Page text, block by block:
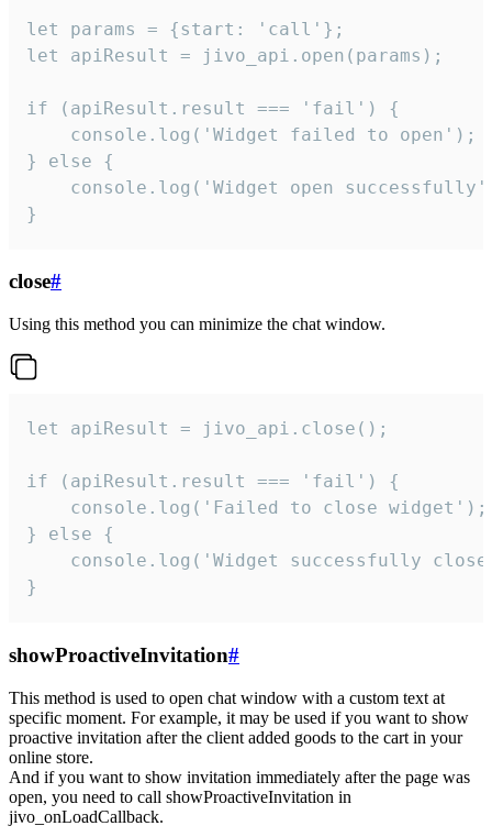
let params = {start: 'call'};
let apiResult = jivo_api.open(params);
if (apiResult.result === 'fail') {
    console.log('Widget failed to open');
} else {
console.log('Widget open
}
close#
Using this method you can minimize the chat window.
let apiResult = jivo_api.close();
if (apiResult.result === 'fail') {
    console.log('Failed to close widget');
} else {
console.log('Widget successfully
}
showProactiveInvitation#
This method is used to open chat window with a custom text at
specific moment. For example, it may be used if you want to show
proactive invitation after the client added goods to the cart in your
online store.
And if you want to show invitation immediately after the page was
open, you need to call showProactiveInvitation in
jivo_onLoadCallback.